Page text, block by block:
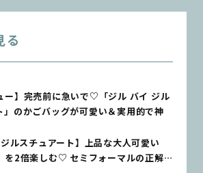
る
ー】完売前に急いで♡「ジル バイ ジル
」のかごバッグが可愛い＆実用的で神
ジルスチュアート】上品な大人可愛い
を2倍楽しむ♡ セミフォーマルの正解